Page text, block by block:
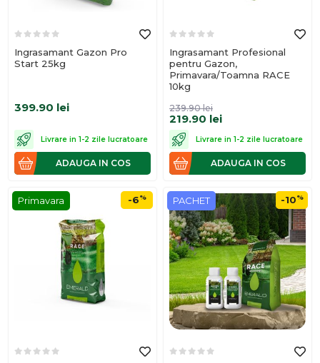
Ingrasamant Gazon Pro
Start 25kg
399.90 lei
Livrare in 1-2 zile lucratoare
ADAUGA IN COS
Ingrasamant Profesional
pentru Gazon,
Primavara/Toamna RACE
10kg
219.90 lei
239.90 lei
Livrare in 1-2 zile lucratoare
ADAUGA IN COS
-6%
Primavara -10%
PACHET